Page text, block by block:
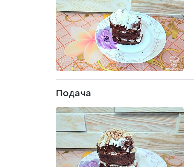
Подача